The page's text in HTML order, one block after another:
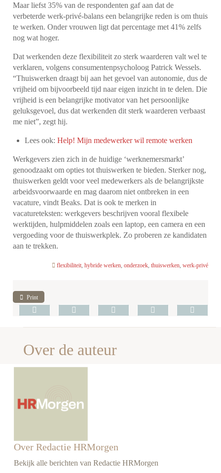
Maar liefst 35% van de respondenten gaf aan dat de
verbeterde werk-privé-balans een belangrijke reden is om thuis
te werken. Onder vrouwen ligt dat percentage met 41% zelfs
nog wat hoger.
Dat werkenden deze flexibiliteit zo sterk waarderen valt wel te
verklaren, volgens consumentenpsycholoog Patrick Wessels.
“Thuiswerken draagt bij aan het gevoel van autonomie, dus de
vrijheid om bijvoorbeeld tijd naar eigen inzicht in te delen. Die
vrijheid is een belangrijke motivator van het persoonlijke
geluksgevoel, dus dat werkenden dit sterk waarderen verbaast
me niet”, zegt hij.
Lees ook:Help! Mijn medewerker wil remote werken
Werkgevers zien zich in de huidige ‘werknemersmarkt’
genoodzaakt om opties tot thuiswerken te bieden. Sterker nog,
thuiswerken geldt voor veel medewerkers als de belangrijkste
arbeidsvoorwaarde en mag daarom niet ontbreken in een
vacature, vindt Beaks. Dat is ook te merken in
vacatureteksten: werkgevers beschrijven vooral flexibele
werktijden, hulpmiddelen zoals een laptop, een camera en een
vergoeding voor de thuiswerkplek. Zo proberen ze kandidaten
aan te trekken.
flexibiliteit, hybride werken, onderzoek, thuiswerken, werk-privé
Print
Over de auteur
Over Redactie HRMorgen
Bekijk alle berichten van Redactie HRMorgen